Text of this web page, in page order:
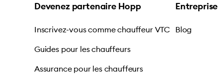
Devenez partenaire Hopp
Inscrivez-vous comme chauffeur VTC
Guides pour les chauffeurs
Assurance pour les chauffeurs
Entreprise
Blog